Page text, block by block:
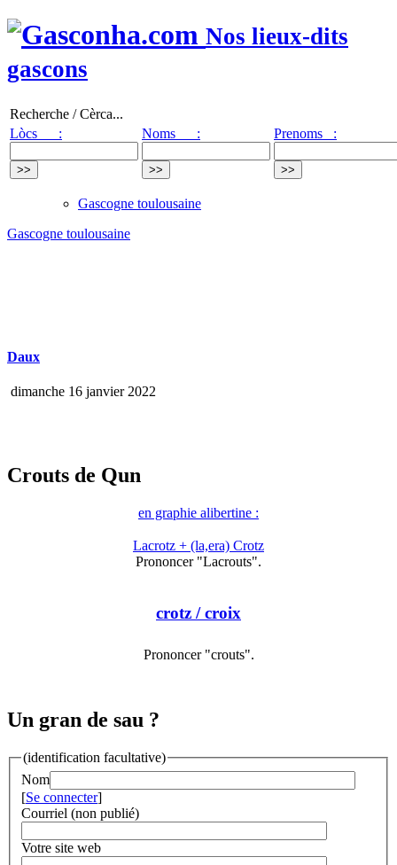
Nos lieux-dits
gascons
Recherche / Cèrca...
Lòcs :
Noms : Prenoms :
Gascogne toulousaine
Gascogne toulousaine
Daux
dimanche 16 janvier 2022
Crouts de Qun
en graphie alibertine :
Lacrotz + (la,era) Crotz
Prononcer "Lacrouts".
crotz / croix
Prononcer "crouts".
Un gran de sau ?
(identification facultative)
Nom
[Se connecter]
Courriel (non publié)
Votre site web